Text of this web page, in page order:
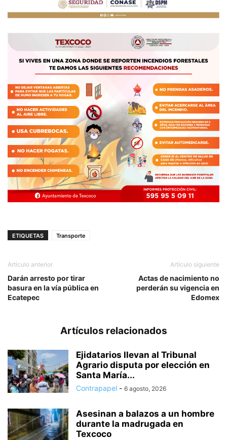
ETIQUETAS Transporte
Artículo anterior
Darán arresto por tirar
basura en la vía pública en
Ecatepec
Artículo siguiente
Actas de nacimiento no
perderán su vigencia en
Edomex
Artículos relacionados
Ejidatarios llevan al Tribunal
Agrario disputa por elección en
Santa María...
Contrapapel - 6 agosto, 2026
Asesinan a balazos a un hombre
durante la madrugada en
Texcoco